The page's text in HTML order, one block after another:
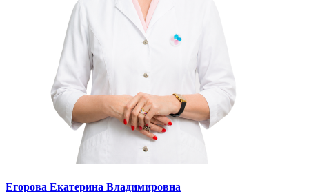
Егорова Екатерина Владимировна